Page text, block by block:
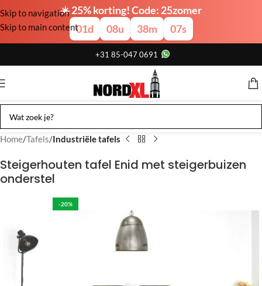
☀️ 25% korting! Code: 25zomer
01d 08u 38m 06s
Skip to navigation
Skip to main content
+31 85-047 0691
Home Tafels Industriële tafels
Steigerhouten tafel Enid met steigerbuizen
onderstel
-20%